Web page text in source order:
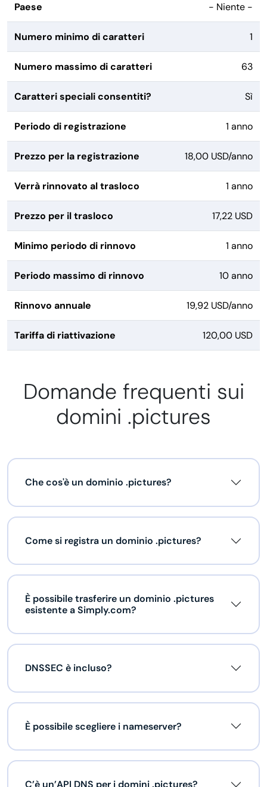
Paese - Niente -
Numero minimo di caratteri 1
Numero massimo di caratteri 63
Caratteri speciali consentiti? Sì
Periodo di registrazione 1 anno
Prezzo per la registrazione 18,00 USD/anno
Verrà rinnovato al trasloco 1 anno
Prezzo per il trasloco 17,22 USD
Minimo periodo di rinnovo 1 anno
Periodo massimo di rinnovo 10 anno
Rinnovo annuale 19,92 USD/anno
Tariffa di riattivazione 120,00 USD
Domande frequenti sui
domini .pictures
Che cos'è un dominio .pictures?
Come si registra un dominio .pictures?
È possibile trasferire un dominio .pictures
esistente a Simply.com?
DNSSEC è incluso?
È possibile scegliere i nameserver?